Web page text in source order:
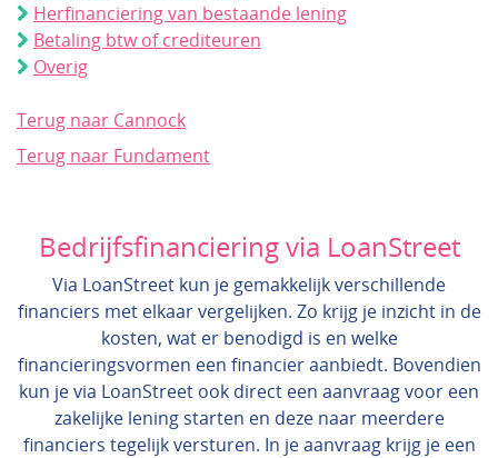
Herfinanciering van bestaande lening
Betaling btw of crediteuren
Overig
Terug naar Cannock
Terug naar Fundament
Bedrijfsfinanciering via LoanStreet
Via LoanStreet kun je gemakkelijk verschillende
financiers met elkaar vergelijken. Zo krijg je inzicht in de
kosten, wat er benodigd is en welke
financieringsvormen een financier aanbiedt. Bovendien
kun je via LoanStreet ook direct een aanvraag voor een
zakelijke lening starten en deze naar meerdere
financiers tegelijk versturen. In je aanvraag krijg je een